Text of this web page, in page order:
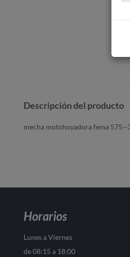
Descripción del producto
mecha motohoyadora fema 575--
Horarios
Lunes a Viernes
de 08:15 a 18:00